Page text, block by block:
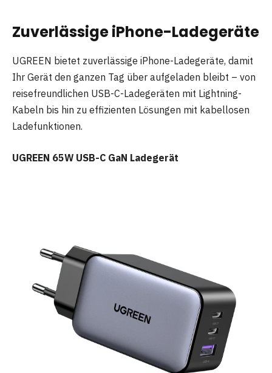
Zuverlässige iPhone-Ladegeräte
UGREEN bietet zuverlässige iPhone-Ladegeräte, damit
Ihr Gerät den ganzen Tag über aufgeladen bleibt – von
reisefreundlichen USB-C-Ladegeräten mit Lightning-
Kabeln bis hin zu effizienten Lösungen mit kabellosen
Ladefunktionen.
UGREEN 65W USB-C GaN Ladegerät